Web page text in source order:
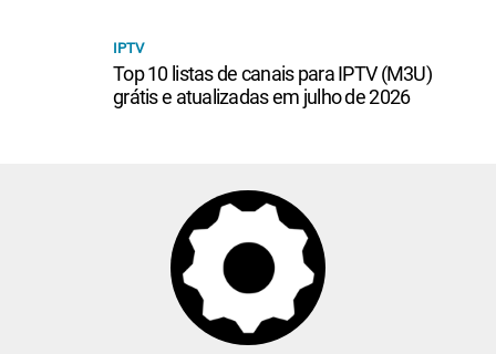
IPTV
Top 10 listas de canais para IPTV (M3U)
grátis e atualizadas em julho de 2026